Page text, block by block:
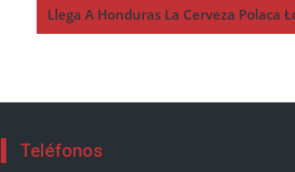
Llega A Honduras La Cerveza Polaca
Teléfonos